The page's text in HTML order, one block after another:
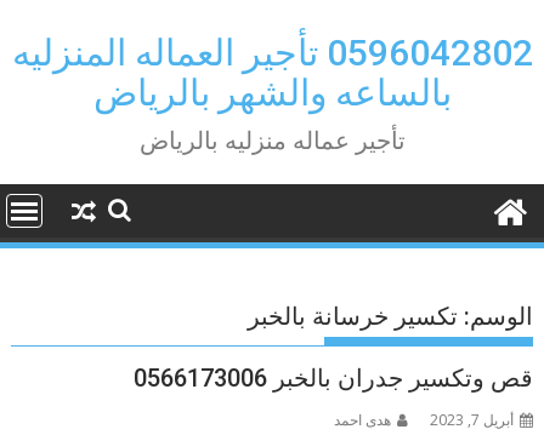
to
content
0596042802 تأجير العماله المنزليه
بالساعه والشهر بالرياض
تأجير عماله منزليه بالرياض
الوسم: تكسير خرسانة بالخبر
قص وتكسير جدران بالخبر 0566173006
أبريل 7, 2023 هدى احمد